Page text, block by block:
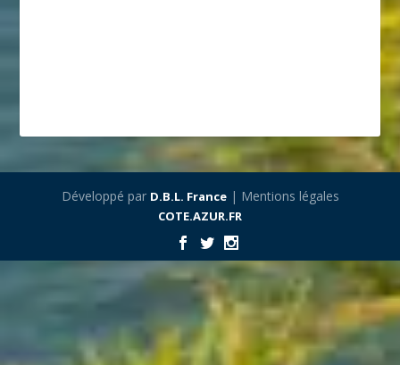
Développé par D.B.L. France| Mentions légales
COTE.AZUR.FR